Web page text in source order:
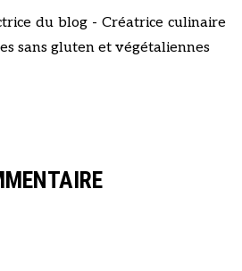
du blog - Créatrice culinaire
sans gluten et végétaliennes